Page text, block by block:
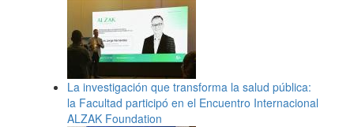
La investigación que transforma la salud pública:
la Facultad participó en el Encuentro Internacional
ALZAK Foundation